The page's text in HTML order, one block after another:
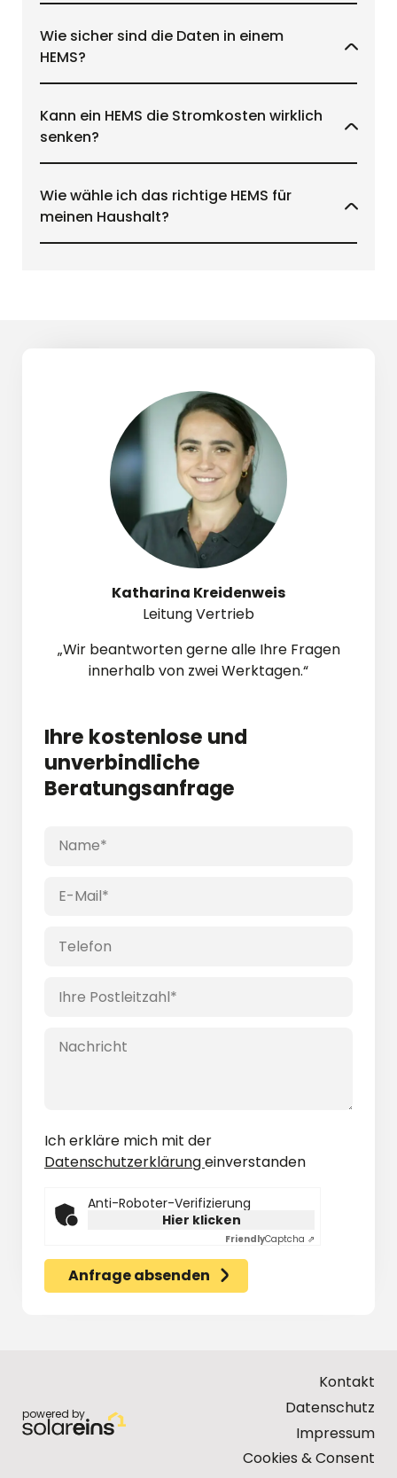
Wie sicher sind die Daten in einem
HEMS?
Kann ein HEMS die Stromkosten wirklich
senken?
Wie wähle ich das richtige HEMS für
meinen Haushalt?
Ihre kostenlose und
unver­bindliche
Beratungs­anfrage
Ich erkläre mich mit der
Datenschutzerklärungeinverstanden
Anfrage absenden
Anti-Roboter-Verifizierung
Hier klicken
FriendlyCaptcha ⇗
Katharina Kreidenweis
Leitung Vertrieb
„Wir beantworten gerne alle Ihre Fragen
innerhalb von zwei Werktagen.“
powered by
Kontakt
Datenschutz
Impressum
Cookies & Consent